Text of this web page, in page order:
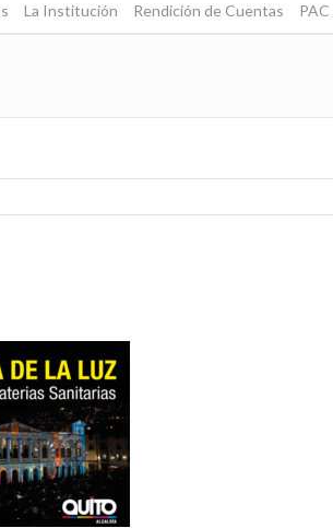
La Institución Rendición de Cuentas PAC